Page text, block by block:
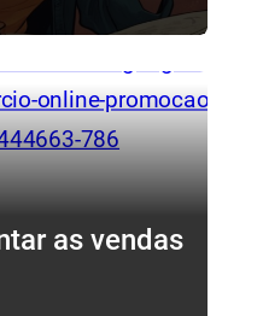
as vendas